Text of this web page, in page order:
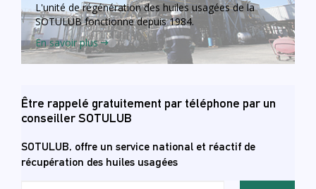
L'unité de régénération des huiles usagées de la
SOTULUB fonctionne depuis1984.
En savoir plus
Être rappelé gratuitement par téléphone par un
conseiller SOTULUB
SOTULUB, offre un service national et réactif de
récupération des huiles usagées